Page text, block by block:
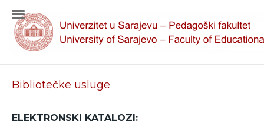
Bibliotečke usluge
ELEKTRONSKI KATALOZI: